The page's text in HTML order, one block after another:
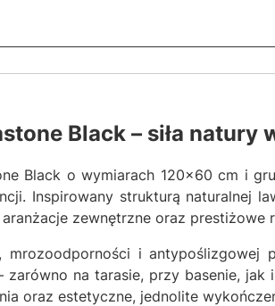
Black – siła natury
Black o wymiarach 120x60 cm i
Inspirowany strukturą naturalnej
zewnętrzne oraz prestiżowe
mrozoodporności i antypoślizgowej
zarówno na tarasie, przy basenie,
oraz estetyczne, jednolite